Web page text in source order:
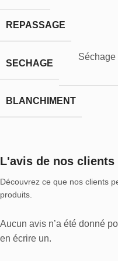
REPASSAGE
SECHAGE
Séchage
BLANCHIMENT
L'avis de nos clients
Découvrez ce que nos clients
produits.
Aucun avis n’a été donné
en écrire un.